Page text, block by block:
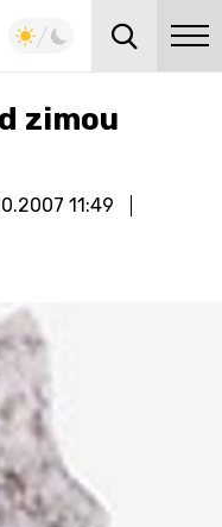
zimou
11:49